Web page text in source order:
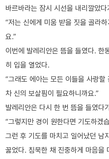
바르바라는 잠시 시선을 내리깔았
“저는 신에게 미움 받을 짓을 골라
요.”
이번에 발레리안은 뜸을 들였다. 한
히 입을 열었다.
“그래도 에아는 모든 이들을 사랑
차 신의 보살핌이 필요하니까요.”
발레리안은 다시 한 번 뜸을 들였다
“그렇지만 경이 원한다면 기도하겠
그런 후 기도를 마치고 일어났던 남
꿇었다. 침묵한 채 진중하게 마음을